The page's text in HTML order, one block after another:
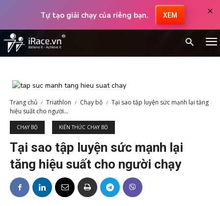
Tự tạo giải chạy của riêng bạn. XEM ×
Trang chủ Triathlon Chạy bộ
Tại sao tập luyện sức mạnh lại tăng
hiệu suất cho người...
CHẠY BỘ KIẾN THỨC CHẠY BỘ
Tại sao tập luyện sức mạnh lại
tăng hiệu suất cho người chạy